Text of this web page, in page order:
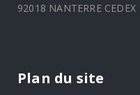
92018 NANTERRE CEDEX
Plan du site